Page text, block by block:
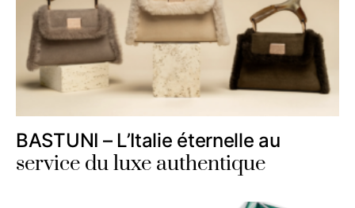
BASTUNI – L’Italie éternelle au
service du luxe authentique